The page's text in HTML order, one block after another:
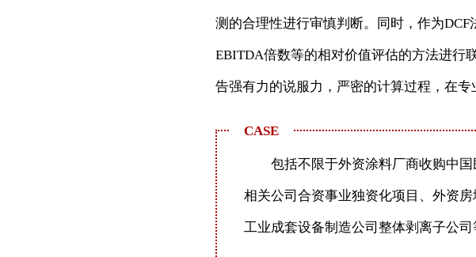
测的合理性进行审慎判断。同时，作为
EBITDA倍数等的相对价值评估的方法进行
告强有力的说服力，严密的计算过程，在专
CASE
包括不限于外资涂料厂商收购中国
相关公司合资事业独资化项目、外资房
工业成套设备制造公司整体剥离子公